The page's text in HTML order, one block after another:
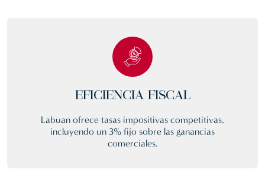
EFICIENCIA FISCAL
Labuan ofrece tasas impositivas competitivas,
incluyendo un 3% fijo sobre las ganancias
comerciales.